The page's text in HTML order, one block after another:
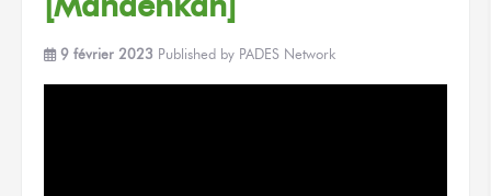
9 février 2023 Published by PADES Network